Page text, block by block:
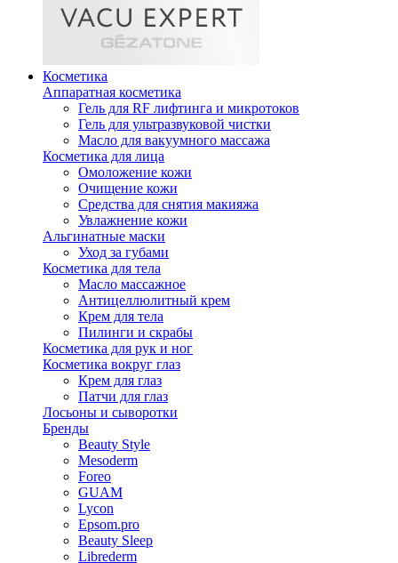
Косметика
Аппаратная косметика
Гель для RF лифтинга и микротоков
Гель для ультразвуковой чистки
Масло для вакуумного массажа
Косметика для лица
Омоложение кожи
Очищение кожи
Средства для снятия макияжа
Увлажнение кожи
Альгинатные маски
Уход за губами
Косметика для тела
Масло массажное
Антицеллюлитный крем
Крем для тела
Пилинги и скрабы
Косметика для рук и ног
Косметика вокруг глаз
Крем для глаз
Патчи для глаз
Лосьоны и сыворотки
Бренды
Beauty Style
Mesoderm
Foreo
GUAM
Lycon
Epsom.pro
Beauty Sleep
Librederm